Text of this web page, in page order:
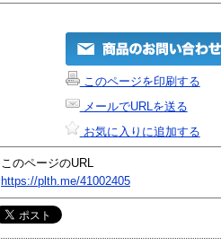
このページを印刷する
メールでURLを送る
お気に入りに追加する
このページのURL
https://plth.me/41002405